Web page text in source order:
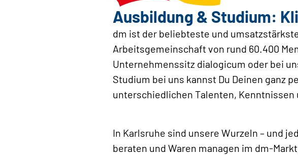
Ausbildung & Studium:
dm ist der beliebteste und
Arbeitsgemeinschaft von rund 60.400
Unternehmenssitz dialogicum oder bei
Studium bei uns kannst Du Deinen ganz
unterschiedlichen Talenten,
In Karlsruhe sind unsere Wurzeln – und
beraten und Waren managen im dm-